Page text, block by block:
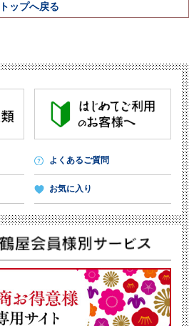
トップへ戻る
よくあるご質問
お気に入り